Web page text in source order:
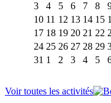
3
4 5 6 7 8
10 11 12 13 14 15
17 18 19 20 21 22
24 25 26 27 28 29
31 1 2 3 4 5
Voir toutes les activités